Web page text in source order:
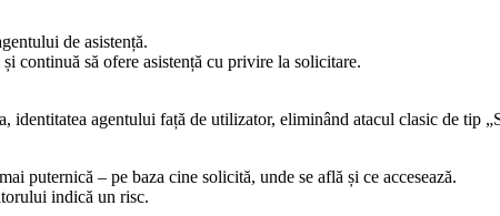
de asistență.
continuă să ofere asistență cu privire la solicitare.
agentului față de utilizator, eliminând atacul clasic de tip
puternică – pe baza cine solicită, unde se află și ce accesează.
indică un risc.